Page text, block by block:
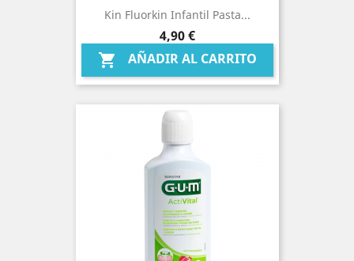
Kin Fluorkin Infantil Pasta...
Precio
4,90 €
 AÑADIR AL CARRITO